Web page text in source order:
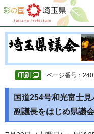
彩の国 埼玉県
ページ番号：
国道254号和光富士
副議長をはじめ県議